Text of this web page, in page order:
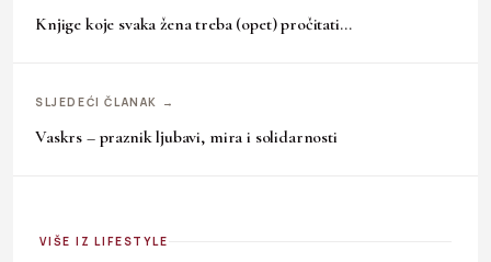
Knjige koje svaka žena treba (opet) pročitati…
SLJEDEĆI ČLANAK →
Vaskrs – praznik ljubavi, mira i solidarnosti
VIŠE IZ LIFESTYLE